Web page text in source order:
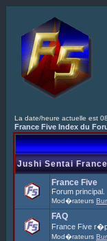
La date/heure actuelle est
France Five Index du
Jushi Sentai
France Five
Forum principal.
Mod�rateurs
FAQ
France Five
Mod�rateurs